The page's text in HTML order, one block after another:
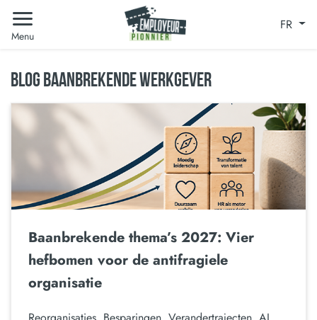
Menu
FR
BLOG BAANBREKENDE WERKGEVER
Baanbrekende thema’s 2027: Vier
hefbomen voor de antifragiele
organisatie